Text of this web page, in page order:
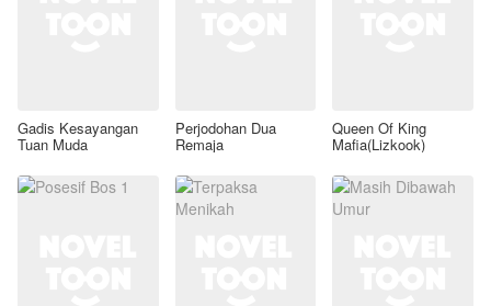
Gadis Kesayangan
Tuan Muda
Perjodohan Dua
Remaja
Queen Of King
Mafia(Lizkook)